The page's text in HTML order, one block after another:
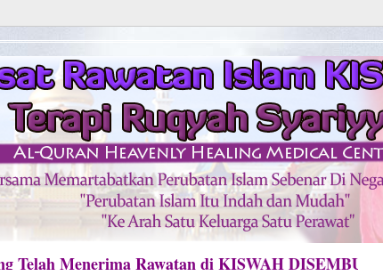
Rawatan di KISWAH DISEMBUHKAN